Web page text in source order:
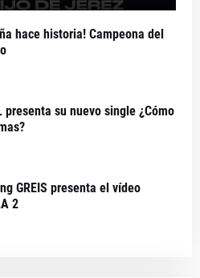
hace historia! Campeona del
presenta su nuevo single ¿Cómo
GREIS presenta el vídeo
2